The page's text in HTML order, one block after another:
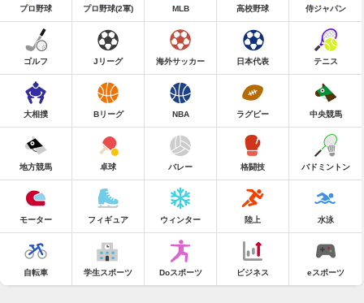
プロ野球 プロ野球(2軍) MLB 高校野球 侍ジャパン
ゴルフ Jリーグ 海外サッカー 日本代表 テニス
大相撲 Bリーグ NBA ラグビー 中央競馬
地方競馬 卓球 バレー 格闘技 バドミントン
モーター フィギュア ウィンター 陸上 水泳
自転車 学生スポーツ Doスポーツ ビジネス eスポーツ